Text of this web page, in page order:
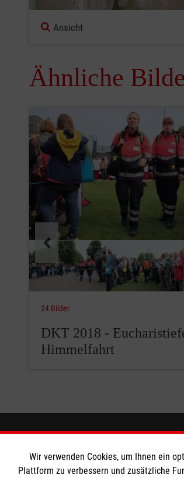
Ansicht
Ähnliche
Pause
24 Bilder
DKT 2018 -
Himmelfahrt
Spenden & HelfenAngebote &
Wir verwenden Cookies, um Ihnen ein
Plattform zu verbessern und zusätzliche